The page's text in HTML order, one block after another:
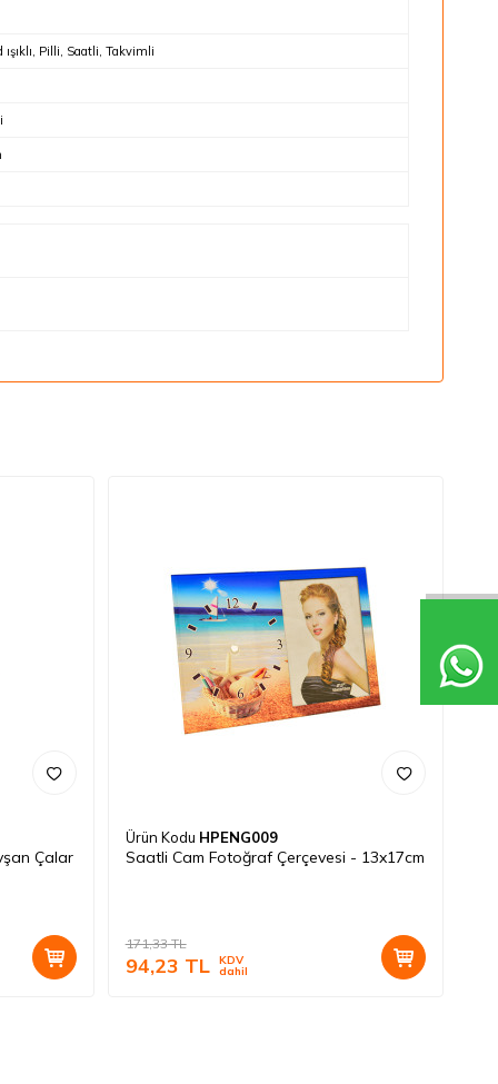
ışıklı, Pilli, Saatli, Takvimli
Çalar
Ürün Kodu HPENG009
Saatli Cam Fotoğraf Çerçevesi - 13x17cm
171,33TL
94,23 TL KDV
dahil